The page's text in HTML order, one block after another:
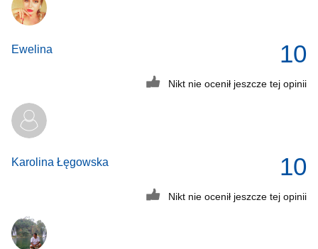
10
Ewelina
Nikt nie ocenił jeszcze tej opinii
10
Karolina Łęgowska
Nikt nie ocenił jeszcze tej opinii